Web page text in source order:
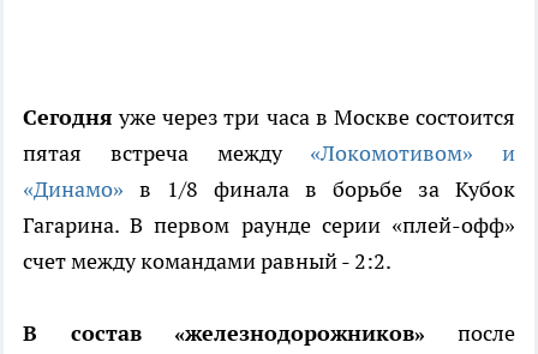
Сегодня уже через три часа в Москве состоится
пятая встреча между «Локомотивом» и
«Динамо» в 1/8 финала в борьбе за Кубок
Гагарина. В первом раунде серии «плей-офф»
счет между командами равный - 2:2.
В состав «железнодорожников» после